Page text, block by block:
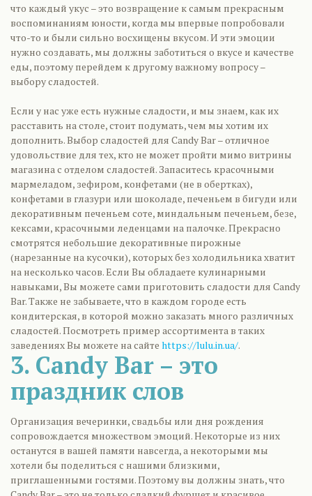
что каждый укус – это возвращение к самым прекрасным
воспоминаниям юности, когда мы впервые попробовали
что-то и были сильно восхищены вкусом. И эти эмоции
нужно создавать, мы должны заботиться о вкусе и качестве
еды, поэтому перейдем к другому важному вопросу –
выбору сладостей.
Если у нас уже есть нужные сладости, и мы знаем, как их
расставить на столе, стоит подумать, чем мы хотим их
дополнить. Выбор сладостей для Candy Bar – отличное
удовольствие для тех, кто не может пройти мимо витрины
магазина с отделом сладостей. Запаситесь красочными
мармеладом, зефиром, конфетами (не в обертках),
конфетами в глазури или шоколаде, печеньем в бигуди или
декоративным печеньем соте, миндальным печеньем, безе,
кексами, красочными леденцами на палочке. Прекрасно
смотрятся небольшие декоративные пирожные
(нарезанные на кусочки), которых без холодильника хватит
на несколько часов. Если Вы обладаете кулинарными
навыками, Вы можете сами приготовить сладости для Candy
Bar. Также не забываете, что в каждом городе есть
кондитерская, в которой можно заказать много различных
сладостей. Посмотреть пример ассортимента в таких
заведениях Вы можете на сайте https://lulu.in.ua/.
3. Candy Bar – это
праздник слов
Организация вечеринки, свадьбы или дня рождения
сопровождается множеством эмоций. Некоторые из них
останутся в вашей памяти навсегда, а некоторыми мы
хотели бы поделиться с нашими близкими,
приглашенными гостями. Поэтому вы должны знать, что